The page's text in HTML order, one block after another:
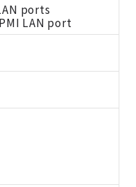
ports
LAN port